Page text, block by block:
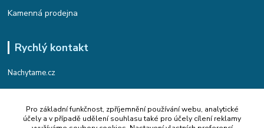
Kamenná prodejna
Rychlý kontakt
Nachytame.cz
Telefon : +420 774 912 435
(Po-Pá, 9:00-17:00 hod.)
Pro základní funkčnost, zpříjemnění používání webu, analytické
účely a v případě udělení souhlasu také pro účely cílení reklamy